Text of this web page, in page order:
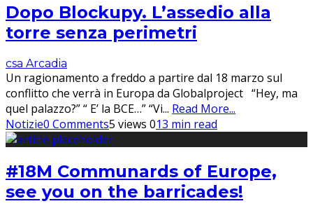
Dopo Blockupy. L’assedio alla
torre senza perimetri
csa Arcadia
Un ragionamento a freddo a partire dal 18 marzo sul
conflitto che verrà in Europa da Globalproject “Hey, ma
quel palazzo?” “ E’ la BCE…” “Vi... Read More...
Notizie0 Comments5 views 013 min read
#18M Communards of Europe,
see you on the barricades!